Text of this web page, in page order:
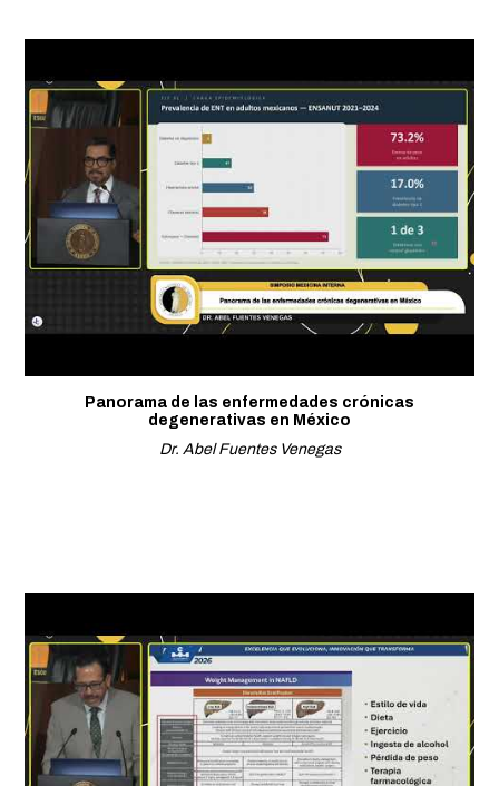
Panorama de las enfermedades crónicas
degenerativas en México
Dr. Abel Fuentes Venegas